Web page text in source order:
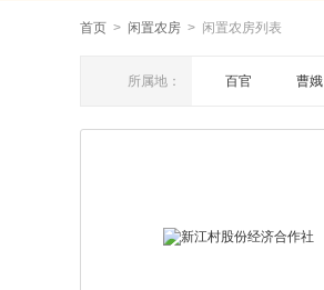
首页 > 闲置农房 > 闲置农房列表
所属地： 百官 曹娥